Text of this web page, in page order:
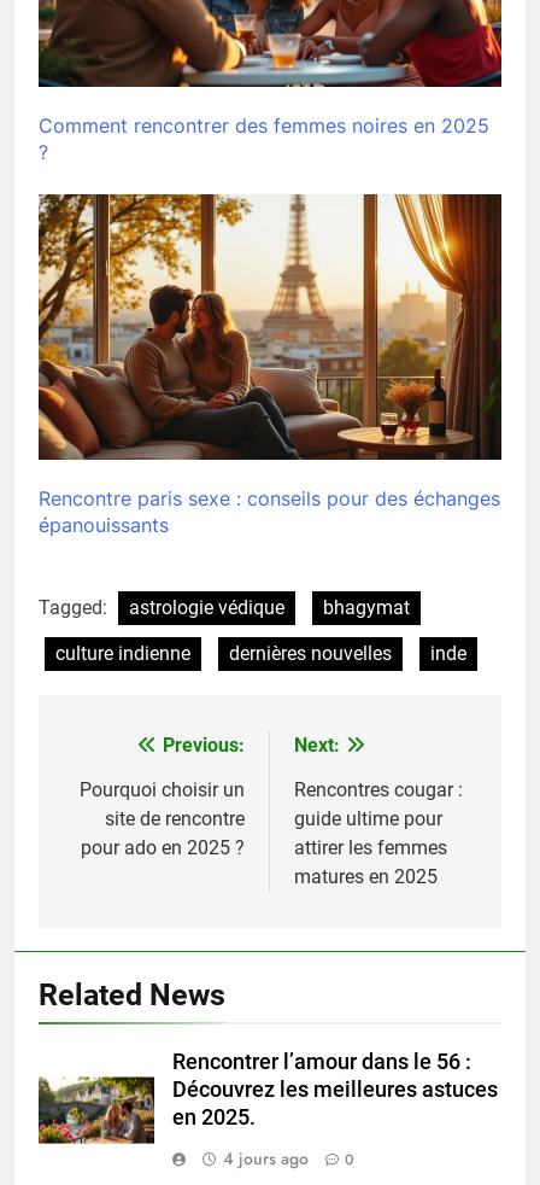
Comment rencontrer des femmes noires en 2025
?
Rencontre paris sexe : conseils pour des échanges
épanouissants
Tagged: astrologie védique
bhagymat
culture indienne
dernières nouvelles inde
Navigation
de
l’article
Previous:
Pourquoi choisir un
site de rencontre
pour ado en 2025 ?
Next:
Rencontres cougar :
guide ultime pour
attirer les femmes
matures en 2025
Related News
Rencontrer l’amour dans le 56 :
Découvrez les meilleures astuces
en 2025.
4 jours ago
0